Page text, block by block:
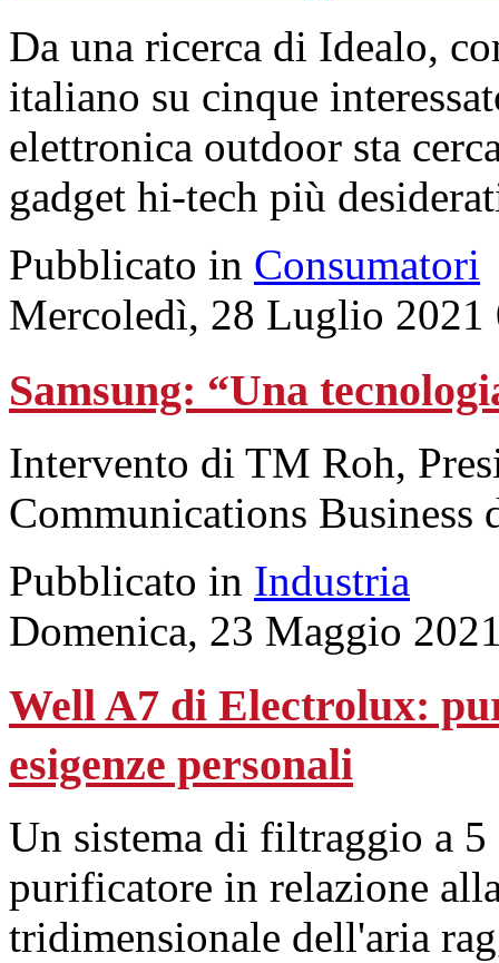
Da una ricerca di Idealo,
italiano su cinque
elettronica outdoor sta
gadget hi-tech più
Pubblicato in Consumatori
Mercoledì, 28 Luglio 2021
Samsung: “Una
Intervento di TM Roh,
Communications Business
Pubblicato in Industria
Domenica, 23 Maggio
Well A7 di Electrolux:
esigenze personali
Un sistema di filtraggio a 5
purificatore in relazione
tridimensionale dell'aria